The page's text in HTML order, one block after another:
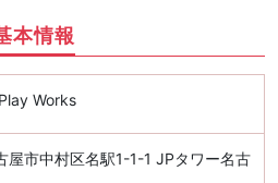
本情報
Works
屋市中村区名駅1-1-1 JPタワー名古